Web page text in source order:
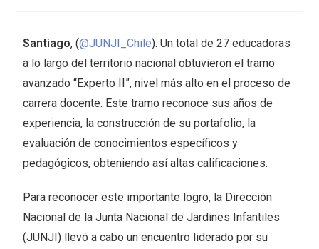
Santiago, (@JUNJI_Chile). Un total de 27 educadoras
a lo largo del territorio nacional obtuvieron el tramo
avanzado “Experto II”, nivel más alto en el proceso de
carrera docente. Este tramo reconoce sus años de
experiencia, la construcción de su portafolio, la
evaluación de conocimientos específicos y
pedagógicos, obteniendo así altas calificaciones.
Para reconocer este importante logro, la Dirección
Nacional de la Junta Nacional de Jardines Infantiles
(JUNJI) llevó a cabo un encuentro liderado por su